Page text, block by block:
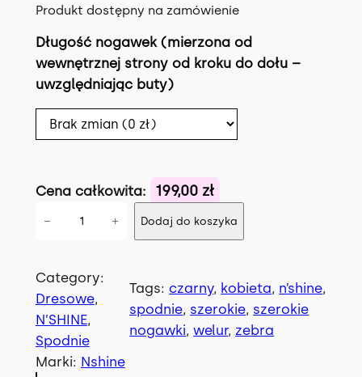
e
n
a
w
y
o
ł
a
2
a
y
n
s
i
9
9
Produkt dostępny na zamówienie
Długość nogawek (mierzona od
wewnętrznej strony od kroku do dołu –
uwzględniając buty)
Cena całkowita: 199,00 zł
ś
ć
K
E
N
− + Dodaj do koszyka
Category:
Dresowe
N’SHINE
Spodnie
Tags:czarny, kobieta, n’shine
spodnie, szerokie, szerokie
nogawki, welur, zebra
Marki: Nshine